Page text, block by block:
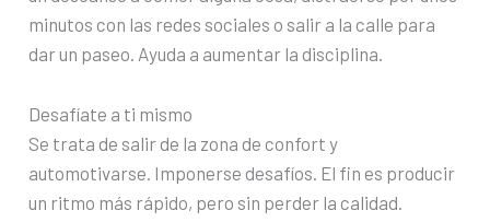
minutos con las redes sociales o salir a la calle para
dar un paseo. Ayuda a aumentar la disciplina.
Desafíate a ti mismo
Se trata de salir de la zona de confort y
automotivarse. Imponerse desafíos. El fin es producir
un ritmo más rápido, pero sin perder la calidad.